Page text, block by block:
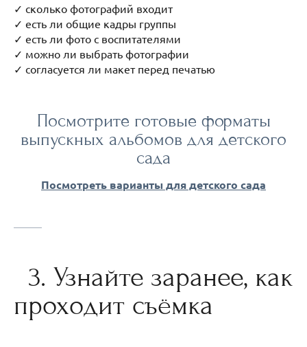
✓ сколько фотографий входит
✓ есть ли общие кадры группы
✓ есть ли фото с воспитателями
✓ можно ли выбрать фотографии
✓ согласуется ли макет перед печатью
Посмотрите готовые форматы
выпускных альбомов для детского
сада
Посмотреть варианты для детского сада
3. Узнайте заранее, как
проходит съёмка